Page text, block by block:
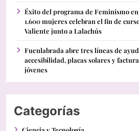
Éxito del programa de Feminismo
1.600 mujeres celebran el fin de
Valiente junto a Lalachús
Fuenlabrada abre tres líneas de
accesibilidad, placas solares y
jóvenes
Categorías